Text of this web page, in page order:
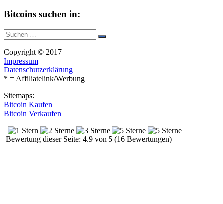
Bitcoins suchen in:
Suche
nach:
Suchen
Copyright © 2017
Impressum
Datenschutzerklärung
* = Affiliatelink/Werbung
Sitemaps:
Bitcoin Kaufen
Bitcoin Verkaufen
Bewertung dieser Seite: 4.9 von 5 (16 Bewertungen)